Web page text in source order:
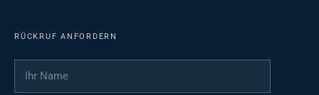
RÜCKRUF ANFORDERN
Ihr Name